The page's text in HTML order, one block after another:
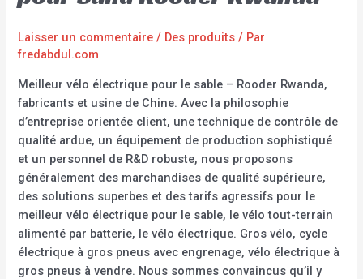
Laisser un commentaire / Des produits / Par
fredabdul.com
Meilleur vélo électrique pour le sable – Rooder Rwanda,
fabricants et usine de Chine. Avec la philosophie
d’entreprise orientée client, une technique de contrôle de
qualité ardue, un équipement de production sophistiqué
et un personnel de R&D robuste, nous proposons
généralement des marchandises de qualité supérieure,
des solutions superbes et des tarifs agressifs pour le
meilleur vélo électrique pour le sable, le vélo tout-terrain
alimenté par batterie, le vélo électrique. Gros vélo, cycle
électrique à gros pneus avec engrenage, vélo électrique à
gros pneus à vendre. Nous sommes convaincus qu’il y